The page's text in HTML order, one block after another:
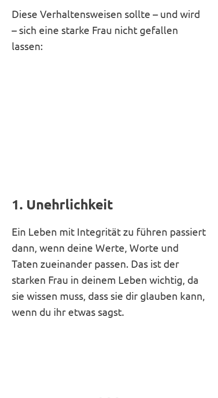
Diese Verhaltensweisen sollte – und wird
– sich eine starke Frau nicht gefallen
lassen:
1. Unehrlichkeit
Ein Leben mit Integrität zu führen passiert
dann, wenn deine Werte, Worte und
Taten zueinander passen. Das ist der
starken Frau in deinem Leben wichtig, da
sie wissen muss, dass sie dir glauben kann,
wenn du ihr etwas sagst.